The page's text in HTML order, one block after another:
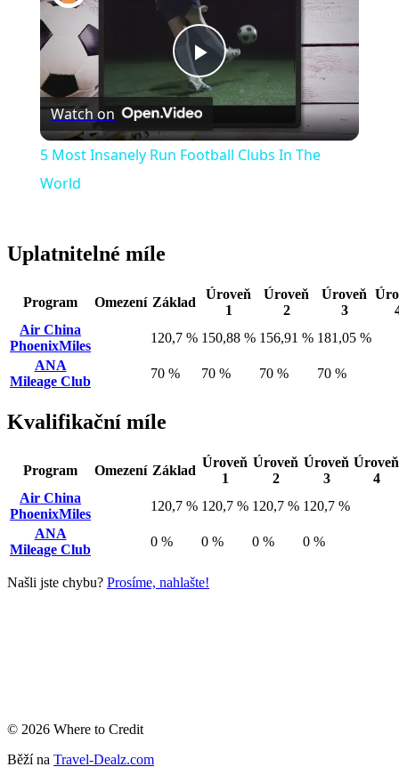
Play
Video
Watch on
5 Most Insanely Run Football Clubs In The
World
Uplatnitelné míle
Program Omezení Základ
Úroveň
1
Úroveň
2
Úroveň
3
Air China
PhoenixMiles
120,7 % 150,88 % 156,91 % 181,05 %
ANA
Mileage Club
70 % 70 % 70 % 70 %
Kvalifikační míle
Program Omezení Základ
Úroveň
1
Úroveň
2
Úroveň
3
Úroveň
4
Air China
PhoenixMiles
120,7 % 120,7 % 120,7 % 120,7 %
ANA
Mileage Club
0 % 0 % 0 % 0 %
Našli jste chybu? Prosíme, nahlašte!
© 2026 Where to Credit
Běží na Travel-Dealz.com